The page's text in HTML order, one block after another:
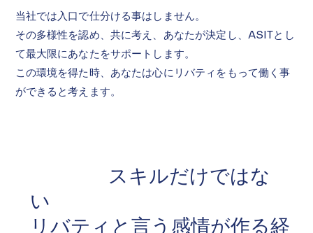
当社では入口で仕分ける事はしません。
その多様性を認め、共に考え、あなたが決定し、ASITとし
て最大限にあなたをサポートします。
​この環境を得た時、あなたは心にリバティをもって働く事
ができると考えます。
スキルだけではな
い
​リバティと言う感情が作る経